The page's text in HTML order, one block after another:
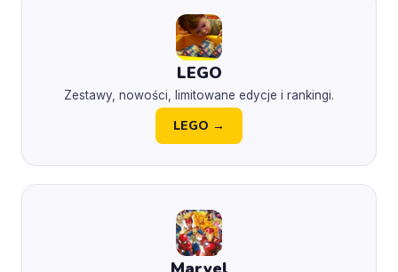
LEGO
Zestawy, nowości, limitowane edycje i rankingi.
LEGO →